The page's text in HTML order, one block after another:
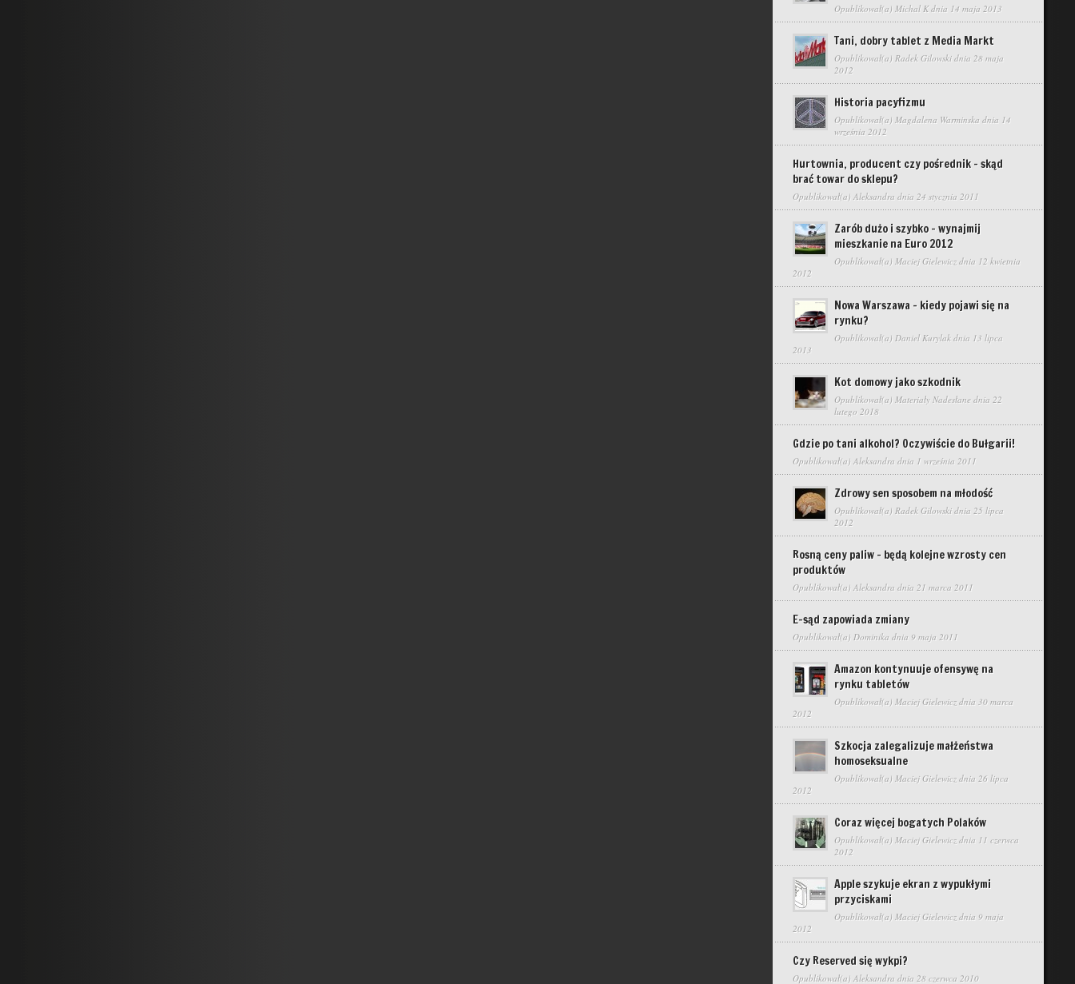
Opublikował(a) Michal Kdnia 14 maja 2013
Tani, dobry tablet z Media Markt
Opublikował(a) Radek Gilowskidnia 28 maja
2012
Historia pacyfizmu
Opublikował(a) Magdalena Warminska dnia 14
września 2012
Hurtownia, producent czy pośrednik – skąd
brać towar do sklepu?
Opublikował(a) Aleksandra dnia 24 stycznia 2011
Zarób dużo i szybko – wynajmij
mieszkanie na Euro 2012
Opublikował(a) Maciej Gielewiczdnia 12 kwietnia
2012
Nowa Warszawa – kiedy pojawi się na
rynku?
Opublikował(a) Daniel Kurylakdnia 13 lipca
2013
Kot domowy jako szkodnik
Opublikował(a) Materiały Nadesłanednia 22
lutego 2018
Gdzie po tani alkohol? Oczywiście do Bułgarii!
Opublikował(a) Aleksandra dnia 1 września 2011
Zdrowy sen sposobem na młodość
Opublikował(a) Radek Gilowskidnia 25 lipca
2012
Rosną ceny paliw – będą kolejne wzrosty cen
produktów
Opublikował(a) Aleksandra dnia 21 marca 2011
E-sąd zapowiada zmiany
Opublikował(a) Dominika dnia 9 maja 2011
Amazon kontynuuje ofensywę na
rynku tabletów
Opublikował(a) Maciej Gielewiczdnia 30 marca
2012
Szkocja zalegalizuje małżeństwa
homoseksualne
Opublikował(a) Maciej Gielewiczdnia 26 lipca
2012
Coraz więcej bogatych Polaków
Opublikował(a) Maciej Gielewiczdnia 11 czerwca
2012
Apple szykuje ekran z wypukłymi
przyciskami
Opublikował(a) Maciej Gielewiczdnia 9 maja
2012
Czy Reserved się wykpi?
Opublikował(a) Aleksandra dnia 28 czerwca 2010